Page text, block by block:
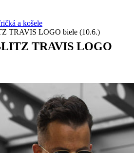
a košele
TRAVIS LOGO biele (10.6.)